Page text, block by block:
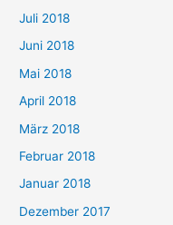
Juli 2018
Juni 2018
Mai 2018
April 2018
März 2018
Februar 2018
Januar 2018
Dezember 2017